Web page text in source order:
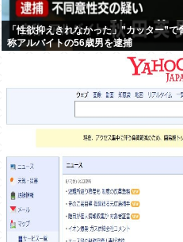
「性欲抑えきれなかった」”カッター”
称アルバイトの56歳男を逮捕